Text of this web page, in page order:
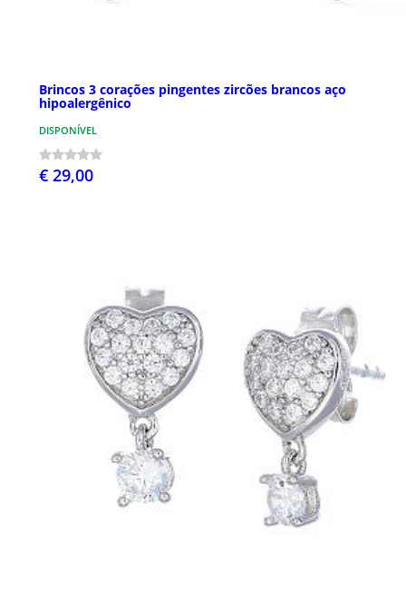
Brincos 3 corações pingentes zircões brancos aço
hipoalergênico
DISPONÍVEL
€ 29,00